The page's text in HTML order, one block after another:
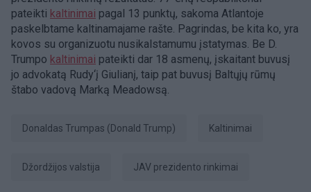
pateikti kaltinimai pagal 13 punktų, sakoma Atlantoje
paskelbtame kaltinamajame rašte. Pagrindas, be kita ko, yra
kovos su organizuotu nusikalstamumu įstatymas. Be D.
Trumpo kaltinimai pateikti dar 18 asmenų, įskaitant buvusį
jo advokatą Rudy‘į Giulianį, taip pat buvusį Baltųjų rūmų
štabo vadovą Marką Meadowsą.
Donaldas Trumpas (Donald Trump) kaltinimai
Džordžijos valstija JAV prezidento rinkimai